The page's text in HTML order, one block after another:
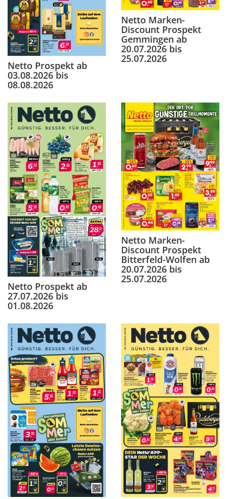
Netto Prospekt ab
03.08.2026 bis
08.08.2026
Netto Marken-
Discount Prospekt
Gemmingen ab
20.07.2026 bis
25.07.2026
Netto Prospekt ab
27.07.2026 bis
01.08.2026
Netto Marken-
Discount Prospekt
Bitterfeld-Wolfen ab
20.07.2026 bis
25.07.2026